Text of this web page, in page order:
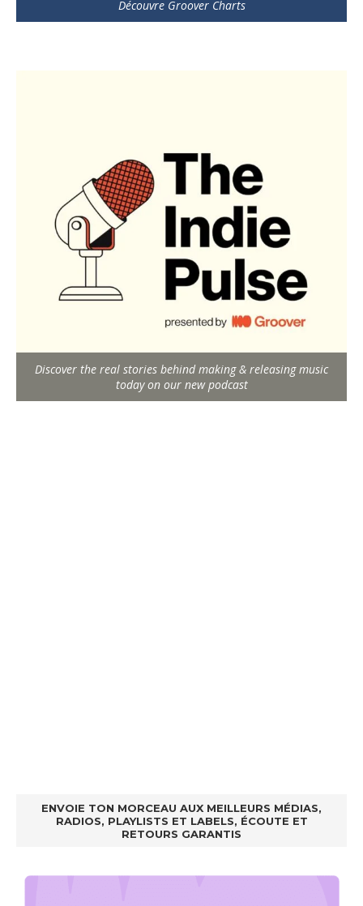
Découvre Groover Charts
Discover the real stories behind making & releasing music
today on our new podcast
ENVOIE TON MORCEAU AUX MEILLEURS MÉDIAS,
RADIOS, PLAYLISTS ET LABELS, ÉCOUTE ET
RETOURS GARANTIS